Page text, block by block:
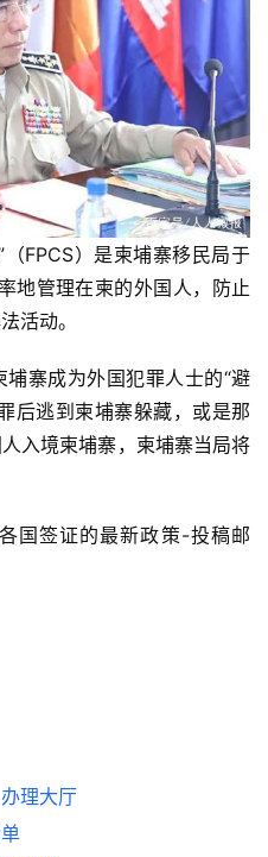
FPCS）是柬埔寨移民局于
地管理在柬的外国人，防止
活动。
寨成为外国犯罪人士的“避
后逃到柬埔寨躲藏，或是那
入境柬埔寨，柬埔寨当局将
国签证的最新政策-投稿邮
理大厅